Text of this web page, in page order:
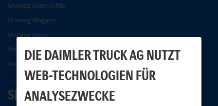
DIE DAIMLER TRUCK AG NUTZT
WEB-TECHNOLOGIEN FÜR
ANALYSEZWECKE
Unimog Geschichte
Unimog Magazin
Unimog News
Unimog Partner-Portal
Unimog Sicherheit
SERVICE